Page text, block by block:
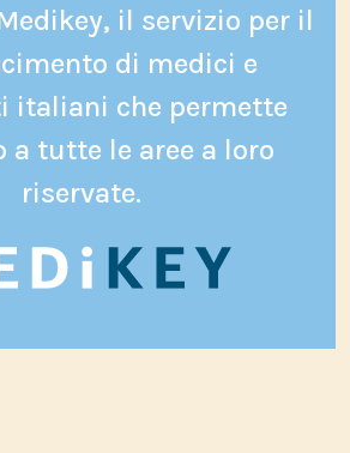
il servizio per il
di medici e
italiani che permette
a tutte le aree a loro
riservate.